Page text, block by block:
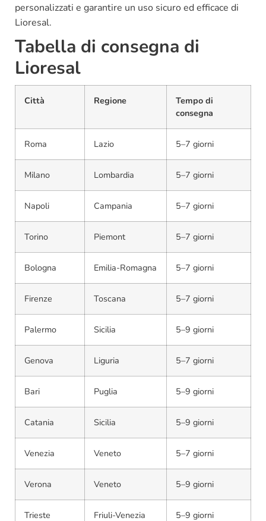
personalizzati e garantire un uso sicuro ed efficace di
Lioresal.
Tabella di consegna di
Lioresal
Città Regione
Tempo di
consegna
Roma Lazio 5–7 giorni
Milano Lombardia 5–7 giorni
Napoli Campania 5–7 giorni
Torino Piemont 5–7 giorni
Bologna Emilia-Romagna 5–7 giorni
Firenze Toscana 5–7 giorni
Palermo Sicilia 5–9 giorni
Genova Liguria 5–7 giorni
Bari Puglia 5–9 giorni
Catania Sicilia 5–9 giorni
Venezia Veneto 5–7 giorni
Verona Veneto 5–9 giorni
Trieste
Friuli-Venezia
5–9 giorni